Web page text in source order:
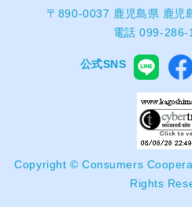
〒890-0037 鹿児島県 鹿児
電話 099-286-
公式SNS
Copyright © Consumers
Rights